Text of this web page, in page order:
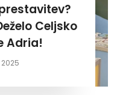
Celjsko
Adria!